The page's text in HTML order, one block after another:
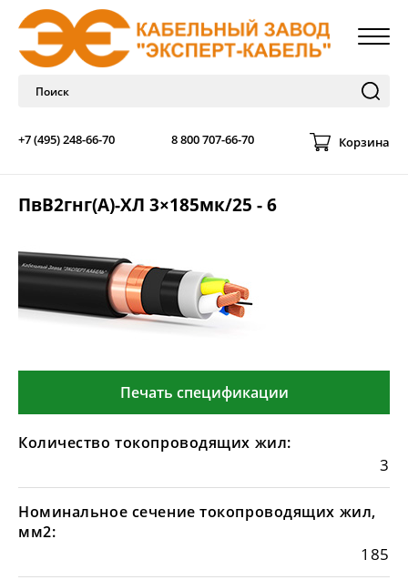
+7 (495) 248-66-70 8 800 707-66-70 Корзина
ПвВ2гнг(А)-ХЛ 3×185мк/25 - 6
Печать спецификации
Количество токопроводящих жил:
3
Номинальное сечение токопроводящих жил,
мм2:
185